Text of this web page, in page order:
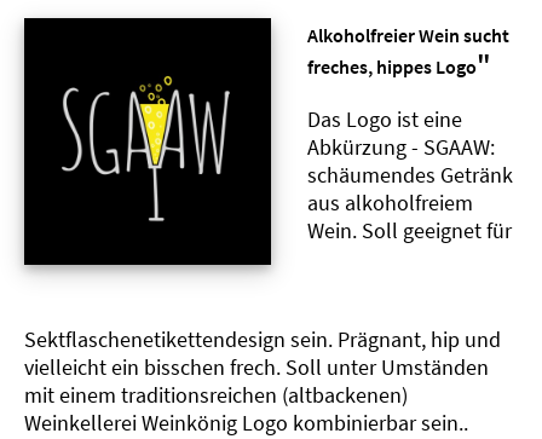
Alkoholfreier Wein sucht
freches, hippes Logo"
Das Logo ist eine
Abkürzung - SGAAW:
schäumendes Getränk
aus alkoholfreiem
Wein. Soll geeignet für
Sektflaschenetikettendesign sein. Prägnant, hip und
vielleicht ein bisschen frech. Soll unter Umständen
mit einem traditionsreichen (altbackenen)
Weinkellerei Weinkönig Logo kombinierbar sein..